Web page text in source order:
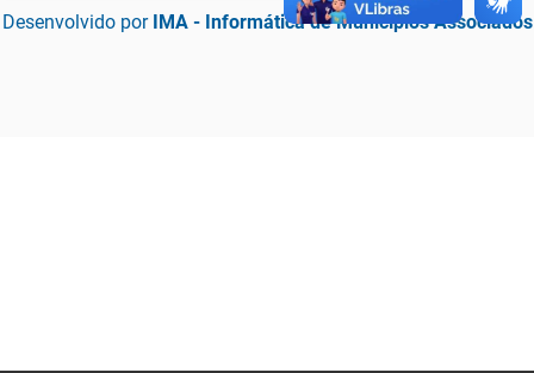
Desenvolvido por IMA - Informática de Municípios Associados